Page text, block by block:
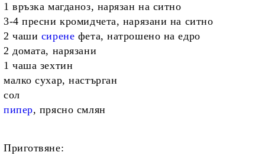
1 връзка магданоз, нарязан на ситно
3-4 пресни кромидчета, нарязани на ситно
2 чаши сирене фета, натрошено на едро
2 домата, нарязани
1 чаша зехтин
малко сухар, настърган
сол
пипер, прясно смлян
Приготвяне: